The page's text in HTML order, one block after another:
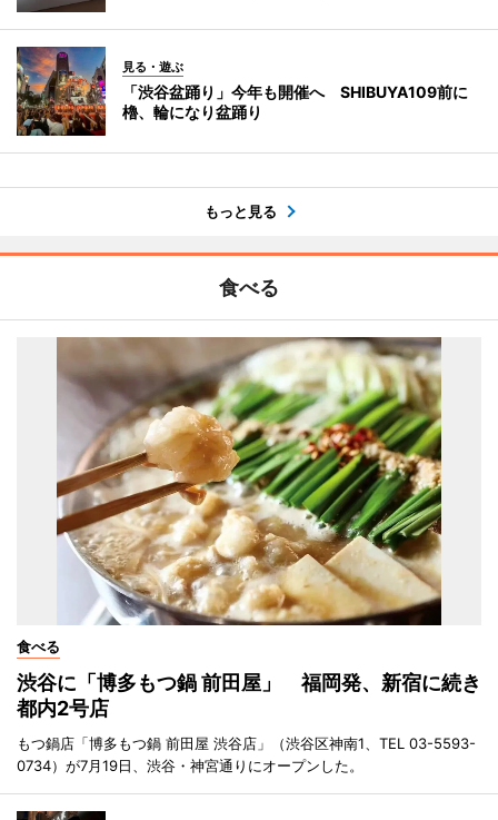
見る・遊ぶ
「渋谷盆踊り」今年も開催へ SHIBUYA109前に
櫓、輪になり盆踊り
もっと見る
食べる
食べる
渋谷に「博多もつ鍋 前田屋」 福岡発、新宿に続き
都内2号店
もつ鍋店「博多もつ鍋 前田屋 渋谷店」（渋谷区神南1、TEL 03-5593-
0734）が7月19日、渋谷・神宮通りにオープンした。